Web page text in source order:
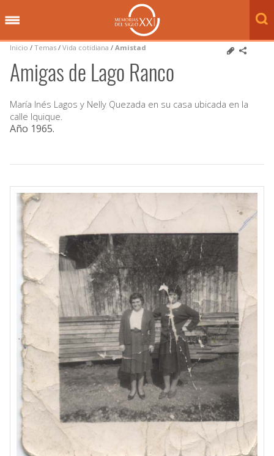
Inicio / Temas / Vida cotidiana / Amistad
Amigas de Lago Ranco
María Inés Lagos y Nelly Quezada en su casa ubicada en la
calle Iquique.
Año 1965.